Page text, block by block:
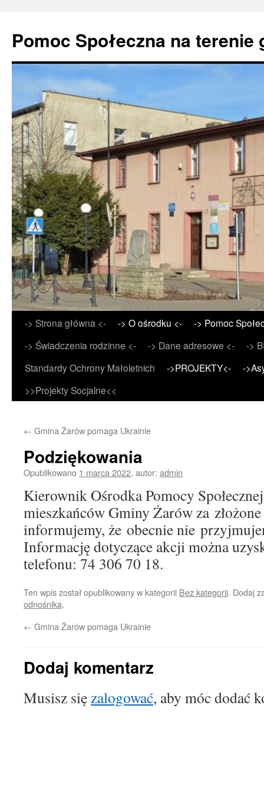
Pomoc Społeczna na terenie
Przejdź
do
treści
-> Strona główna <- -> O ośrodku <-
-> Pomoc
-> Świadczenia rodzinne <-
-> Dane adresowe <-
->
Standardy Ochrony Małoletnich
->PROJEKTY<-
-
>>Projekty Socjalne<<
← Gmina Żarów pomaga Ukrainie
Podziękowania
Opublikowano 1 marca 2022, autor: admin
Kierownik Ośrodka Pomocy
mieszkańców Gminy Żarów za
informujemy, że obecnie nie
Informację dotyczące akcji można
telefonu: 74 306 70 18.
Ten wpis został opublikowany w kategorii Bez kategorii. Dodaj
odnośnika.
← Gmina Żarów pomaga Ukrainie
Dodaj komentarz
Musisz sięzalogować, aby móc dodać